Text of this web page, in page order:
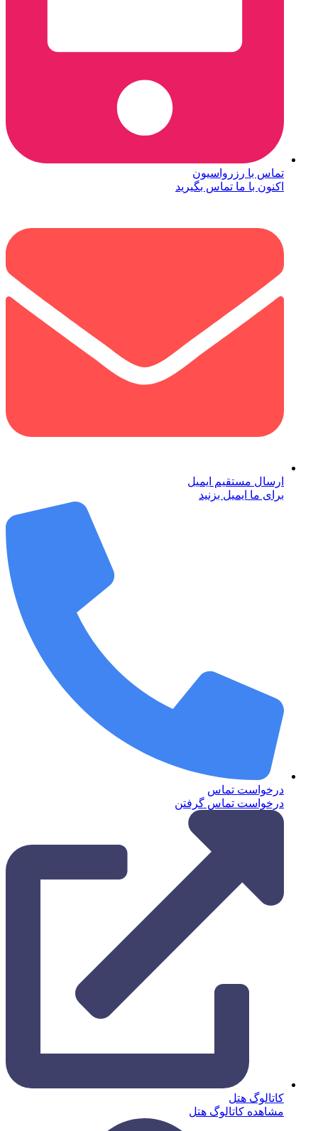
تماس با رزرواسیون
اکنون با ما تماس بگیرید
ارسال مستقیم ایمیل
برای ما ایمیل بزنید
درخواست تماس
درخواست تماس گرفتن
کاتالوگ هتل
مشاهده کاتالوگ هتل